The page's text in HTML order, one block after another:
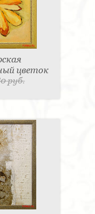
цветок
руб.